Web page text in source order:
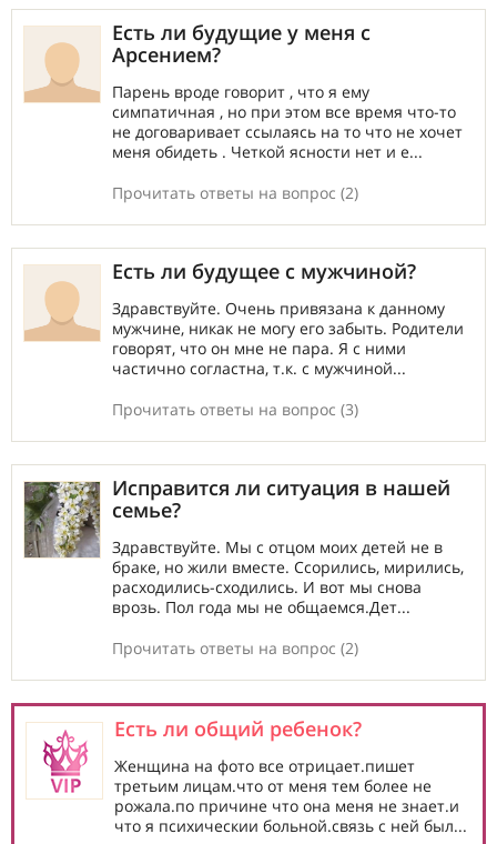
Есть ли будущие у меня с
Арсением?
Парень вроде говорит , что я ему
симпатичная , но при этом все время что-то
не договаривает ссылаясь на то что не хочет
меня обидеть . Четкой ясности нет и е...
Прочитать ответы на вопрос (2)
Есть ли будущее с мужчиной?
Здравствуйте. Очень привязана к данному
мужчине, никак не могу его забыть. Родители
говорят, что он мне не пара. Я с ними
частично согластна, т.к. с мужчиной...
Прочитать ответы на вопрос (3)
Исправится ли ситуация в нашей
семье?
Здравствуйте. Мы с отцом моих детей не в
браке, но жили вместе. Ссорились, мирились,
расходились-сходились. И вот мы снова
врозь. Пол года мы не общаемся.Дет...
Прочитать ответы на вопрос (2)
Есть ли общий ребенок?
Женщина на фото все отрицает.пишет
третьим лицам.что от меня тем более не
рожала.по причине что она меня не знает.и
что я психическии больной.связь с ней был...